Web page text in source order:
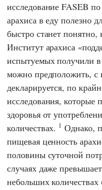
исследованиеFASEB
арахиса в еду полезно
быстро станет понятно,
Институт арахиса
испытуемых получили в
можно предположить,
декларируется, по
исследования, которые
здоровья от
количествах. 1 Однако,
пищевая ценность
половины суточной
случаях даже
небольших